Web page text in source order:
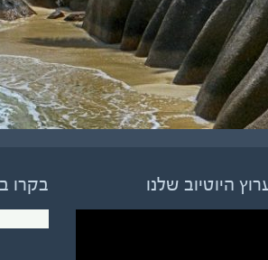
היוטיוב שלנו בקרו